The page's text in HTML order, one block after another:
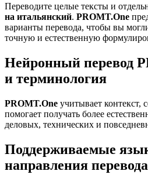
Переводите целые тексты и
на итальянский. PROMT.One
варианты перевода, чтобы вы
точную и естественную
Нейронный перевод
и терминология
PROMT.One учитывает контекст,
помогает получать более
деловых, технических и
Поддерживаемые
направления перевода